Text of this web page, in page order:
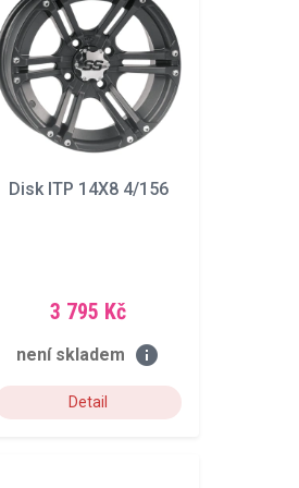
Disk ITP 14X8 4/156
3 795 Kč
není skladem info
Detail